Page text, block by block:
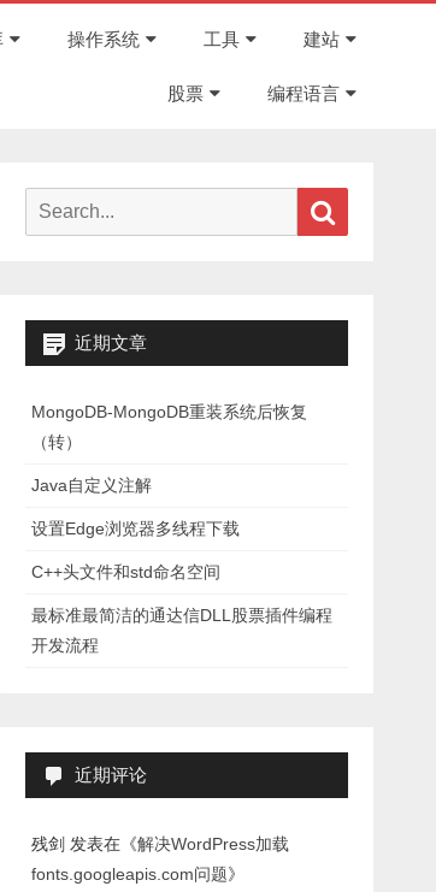
操作系统 工具 建站
股票 编程语言
Search
近期文章
MongoDB-MongoDB重装系统后恢复
（转）
Java自定义注解
设置Edge浏览器多线程下载
C++头文件和std命名空间
最标准最简洁的通达信DLL股票插件编程
开发流程
近期评论
残剑 发表在《解决WordPress加载
fonts.googleapis.com问题》